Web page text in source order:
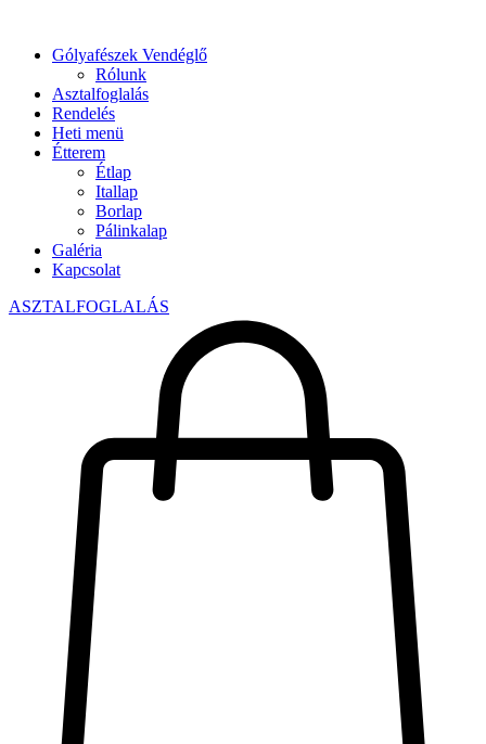
Gólyafészek Vendéglő
Rólunk
Asztalfoglalás
Rendelés
Heti menü
Étterem
Étlap
Itallap
Borlap
Pálinkalap
Galéria
Kapcsolat
ASZTALFOGLALÁS